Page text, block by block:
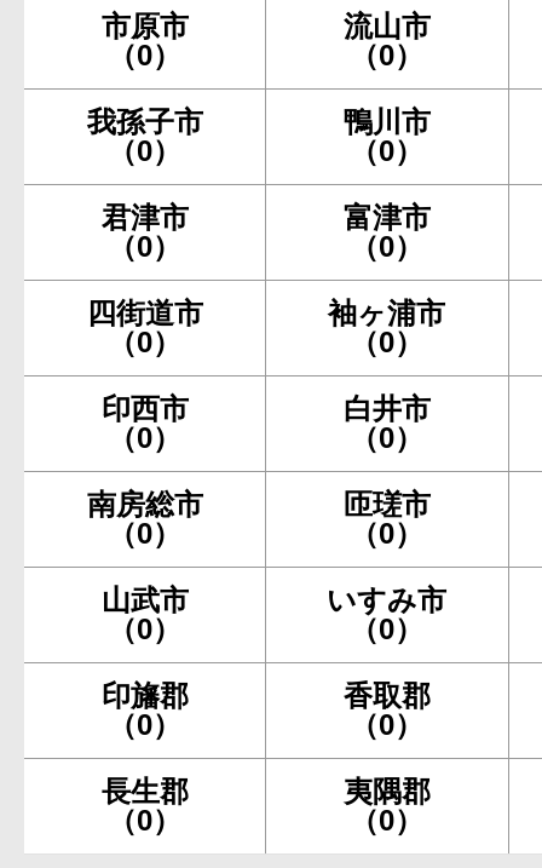
市原市
（0）
流山市
（0）
我孫子市
（0）
鴨川市
（0）
君津市
（0）
富津市
（0）
四街道市
（0）
袖ヶ浦市
（0）
印西市
（0）
白井市
（0）
南房総市
（0）
匝瑳市
（0）
山武市
（0）
いすみ市
（0）
印旛郡
（0）
香取郡
（0）
長生郡
（0）
夷隅郡
（0）